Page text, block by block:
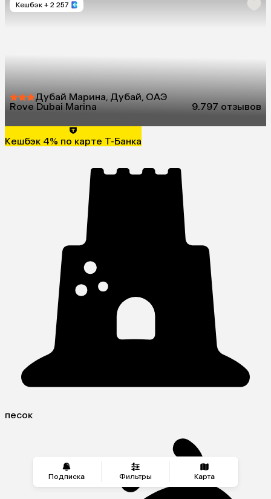
Подписка Фильтры Карта
Кешбэк + 2 257
Дубай Марина, Дубай, ОАЭ
Rove Dubai Marina
9.797 отзывов
Кешбэк 4% по карте Т-Банка
песок